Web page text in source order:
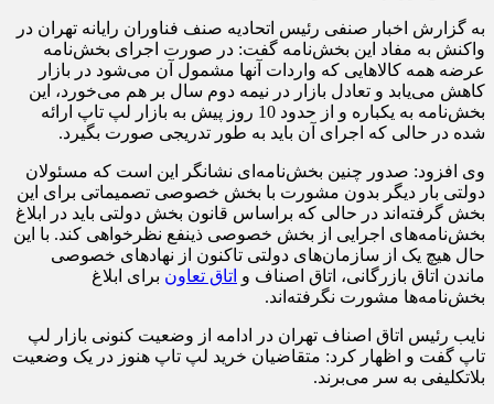
به گزارش اخبار صنفی رئیس اتحادیه صنف فناوران رایانه تهران در
واکنش به مفاد این بخش‌نامه گفت: در صورت اجرای بخش‌نامه
عرضه همه کالاهایی که واردات آنها مشمول آن می‌شود در بازار
کاهش می‌یابد و تعادل بازار در نیمه دوم سال بر هم می‌خورد، این
بخش‌نامه به یکباره و از حدود 10 روز پیش به بازار لپ تاپ ارائه
شده در حالی که اجرای آن باید به طور تدریجی صورت بگیرد.
وی افزود: صدور چنین بخش‌نامه‌ای نشانگر این است که مسئولان
دولتی بار دیگر بدون مشورت با بخش خصوصی تصمیماتی برای این
بخش گرفته‌اند در حالی که براساس قانون بخش دولتی باید در ابلاغ
بخش‌نامه‌های اجرایی از بخش خصوصی ذینفع نظرخواهی کند. با این
حال هیچ یک از سازمان‌های دولتی تاکنون از نهادهای خصوصی
ماندن اتاق بازرگانی، اتاق اصناف و اتاق تعاون برای ابلاغ
بخش‌نامه‌ها مشورت نگرفته‌اند.
نایب رئیس اتاق اصناف تهران در ادامه از وضعیت کنونی بازار لپ
تاپ گفت و اظهار کرد: متقاضیان خرید لپ تاپ هنوز در یک وضعیت
بلاتکلیفی به سر می‌برند.